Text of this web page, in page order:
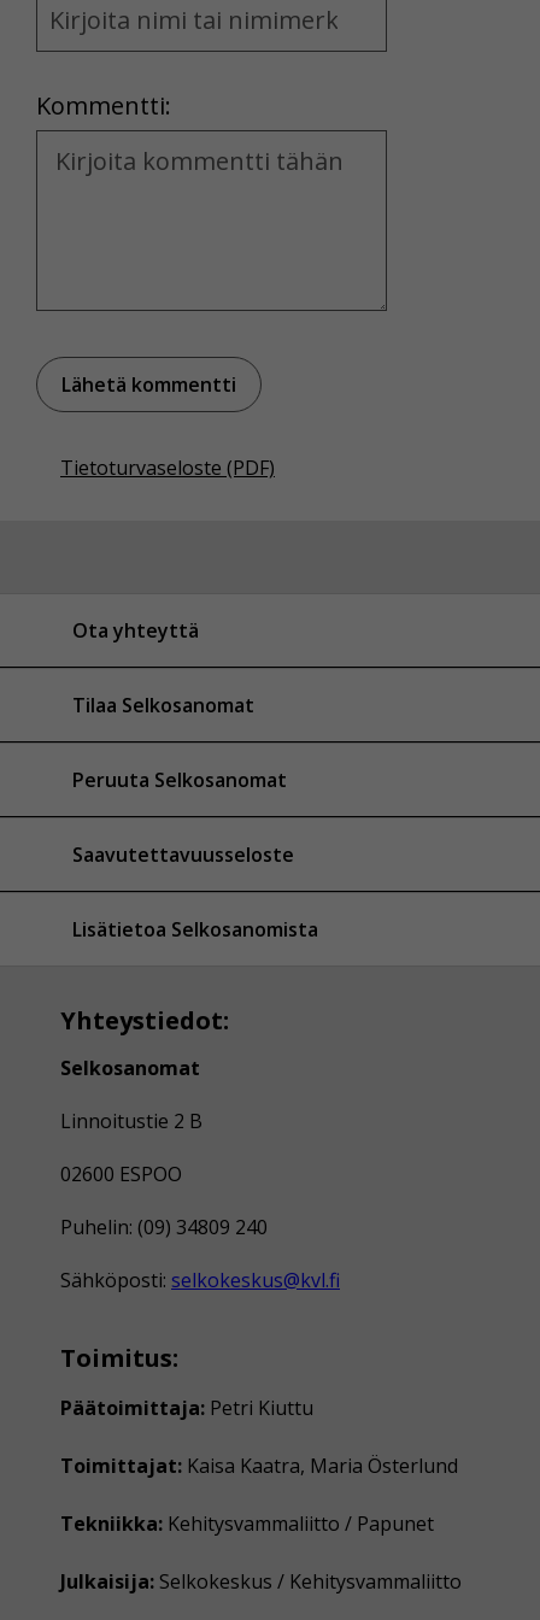
and
Kommentti:
Kommentti
Tietoturvaseloste (PDF)
Ota yhteyttä
Tilaa Selkosanomat
Peruuta Selkosanomat
Saavutettavuusseloste
Lisätietoa Selkosanomista
Yhteystiedot:
Selkosanomat
Linnoitustie 2 B
02600 ESPOO
Puhelin: (09) 34809 240
Sähköposti: selkokeskus@kvl.fi
Toimitus:
Päätoimittaja: Petri Kiuttu
Toimittajat: Kaisa Kaatra, Maria Österlund
Tekniikka: Kehitysvammaliitto / Papunet
Julkaisija: Selkokeskus / Kehitysvammaliitto